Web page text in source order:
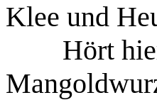
Klee und
Hört